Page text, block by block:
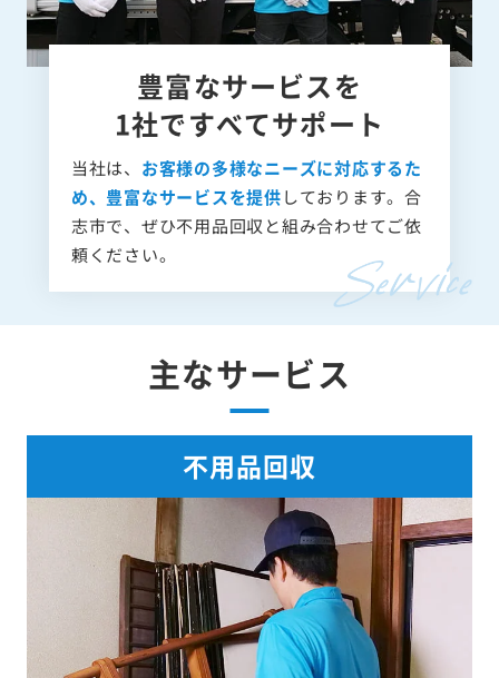
豊富なサービスを
1社ですべてサポート
当社は、 お客様の多様なニーズに対応するた
め、豊富なサービスを提供しております。合
志市で、ぜひ不用品回収と組み合わせてご依
頼ください。
主なサービス
不用品回収